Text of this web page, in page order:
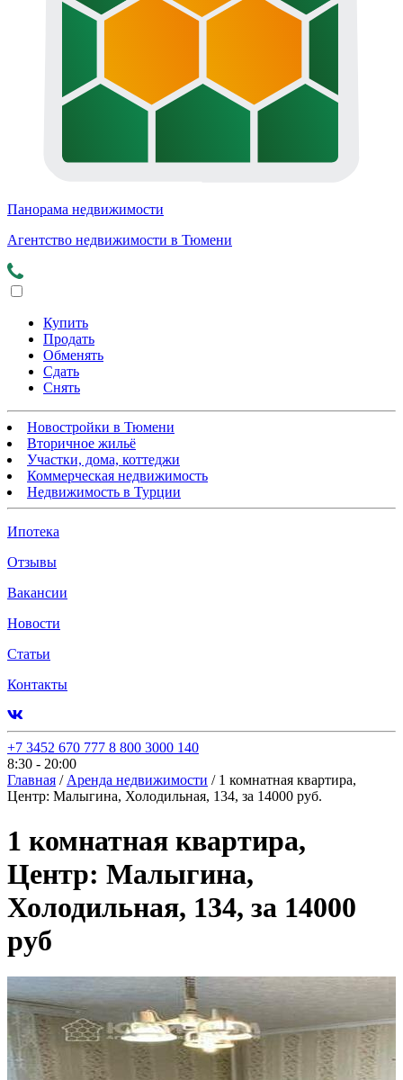
Панорама недвижимости
Агентство недвижимости в Тюмени
Купить
Продать
Обменять
Сдать
Снять
Новостройки в Тюмени
Вторичное жильё
Участки, дома, коттеджи
Коммерческая недвижимость
Недвижимость в Турции
Ипотека
Отзывы
Вакансии
Новости
Статьи
Контакты
+7 3452 670 777 8 800 3000 140
8:30 - 20:00
Главная / Аренда недвижимости / 1 комнатная квартира,
Центр: Малыгина, Холодильная, 134, за 14000 руб.
1 комнатная квартира,
Центр: Малыгина,
Холодильная, 134, за 14000
руб